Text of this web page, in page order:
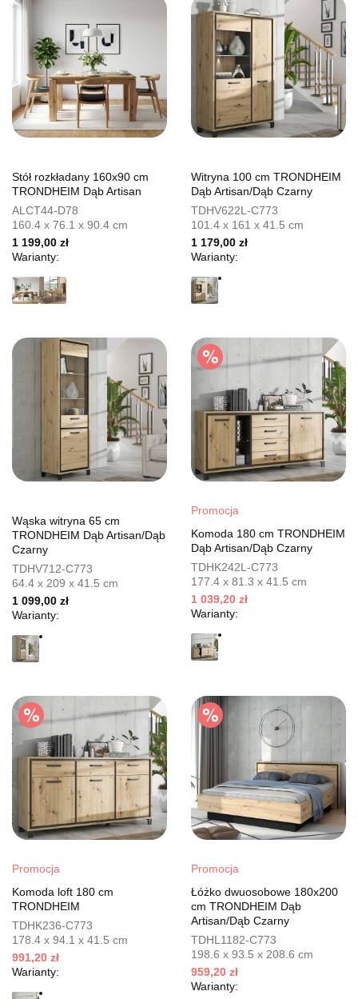
Stół rozkładany 160x90 cm
TRONDHEIM Dąb Artisan
ALCT44-D78
160.4 x 76.1 x 90.4 cm
1 199,00 zł
Warianty:
Witryna 100 cm TRONDHEIM
Dąb Artisan/Dąb Czarny
TDHV622L-C773
101.4 x 161 x 41.5 cm
1 179,00 zł
Warianty:
Wąska witryna 65 cm
TRONDHEIM Dąb Artisan/Dąb
Czarny
TDHV712-C773
64.4 x 209 x 41.5 cm
1 099,00 zł
Warianty:
Promocja
Komoda 180 cm TRONDHEIM
Dąb Artisan/Dąb Czarny
TDHK242L-C773
177.4 x 81.3 x 41.5 cm
1 039,20 zł
Warianty:
Promocja
Komoda loft 180 cm
TRONDHEIM
TDHK236-C773
178.4 x 94.1 x 41.5 cm
991,20 zł
Warianty:
Promocja
Łóżko dwuosobowe 180x200
cm TRONDHEIM Dąb
Artisan/Dąb Czarny
TDHL1182-C773
198.6 x 93.5 x 208.6 cm
959,20 zł
Warianty: